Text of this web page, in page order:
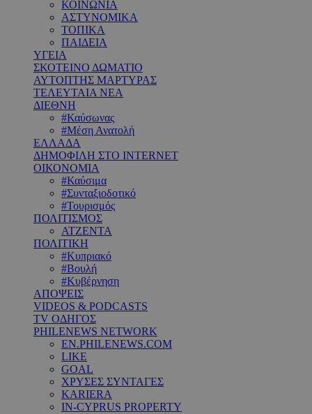
ΚΟΙΝΩΝΙΑ
ΑΣΤΥΝΟΜΙΚΑ
ΤΟΠΙΚΑ
ΠΑΙΔΕΙΑ
ΥΓΕΙΑ
ΣΚΟΤΕΙΝΟ ΔΩΜΑΤΙΟ
ΑΥΤΟΠΤΗΣ ΜΑΡΤΥΡΑΣ
ΤΕΛΕΥΤΑΙΑ ΝΕΑ
ΔΙΕΘΝΗ
#Καύσωνας
#Μέση Ανατολή
ΕΛΛΑΔΑ
ΔΗΜΟΦΙΛΗ ΣΤΟ INTERNET
ΟΙΚΟΝΟΜΙΑ
#Καύσιμα
#Συνταξιοδοτικό
#Τουρισμός
ΠΟΛΙΤΙΣΜΟΣ
ΑΤΖΕΝΤΑ
ΠΟΛΙΤΙΚΗ
#Κυπριακό
#Βουλή
#Κυβέρνηση
ΑΠΟΨΕΙΣ
VIDEOS & PODCASTS
TV ΟΔΗΓΟΣ
PHILENEWS NETWORK
EN.PHILENEWS.COM
LIKE
GOAL
ΧΡΥΣΕΣ ΣΥΝΤΑΓΕΣ
KARIERA
IN-CYPRUS PROPERTY